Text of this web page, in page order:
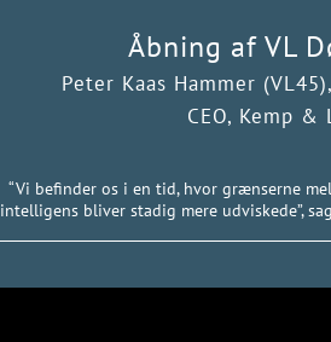
Åbning af VL
Peter Kaas Hammer
CEO, Kemp &
“Vi befinder os i en tid, hvor grænserne
intelligens bliver stadig mere udviskede”,